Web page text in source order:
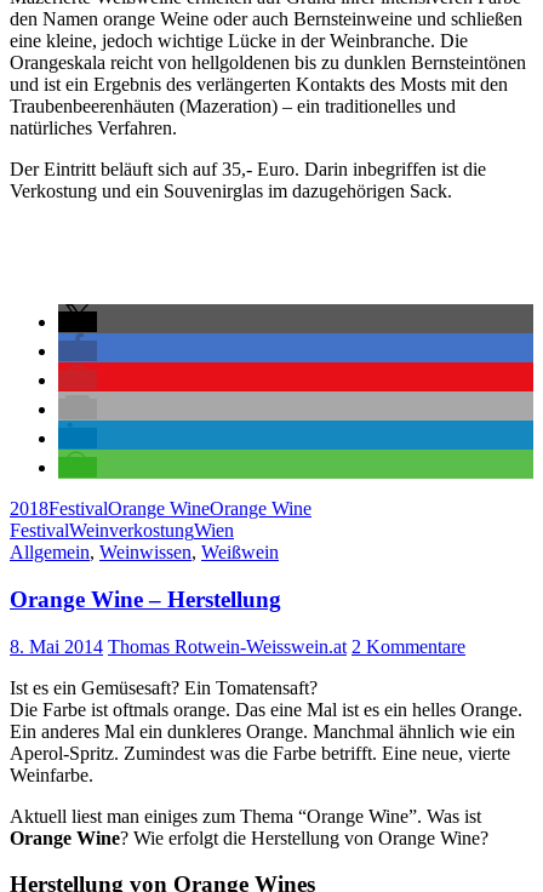
den Namen orange Weine oder auch Bernsteinweine und schließen
eine kleine, jedoch wichtige Lücke in der Weinbranche. Die
Orangeskala reicht von hellgoldenen bis zu dunklen Bernsteintönen
und ist ein Ergebnis des verlängerten Kontakts des Mosts mit den
Traubenbeerenhäuten (Mazeration) – ein traditionelles und
natürliches Verfahren.
Der Eintritt beläuft sich auf 35,- Euro. Darin inbegriffen ist die
Verkostung und ein Souvenirglas im dazugehörigen Sack.
2018FestivalOrange WineOrange Wine
FestivalWeinverkostungWien
Allgemein, Weinwissen, Weißwein
Orange Wine – Herstellung
8. Mai 2014 Thomas Rotwein-Weisswein.at 2 Kommentare
Ist es ein Gemüsesaft? Ein Tomatensaft?
Die Farbe ist oftmals orange. Das eine Mal ist es ein helles Orange.
Ein anderes Mal ein dunkleres Orange. Manchmal ähnlich wie ein
Aperol-Spritz. Zumindest was die Farbe betrifft. Eine neue, vierte
Weinfarbe.
Aktuell liest man einiges zum Thema “Orange Wine”. Was ist
Orange Wine? Wie erfolgt die Herstellung von Orange Wine?
Herstellung von Orange Wines